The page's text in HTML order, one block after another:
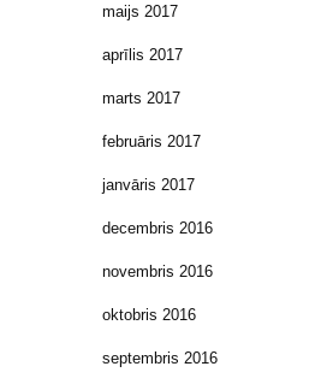
maijs 2017
aprīlis 2017
marts 2017
februāris 2017
janvāris 2017
decembris 2016
novembris 2016
oktobris 2016
septembris 2016